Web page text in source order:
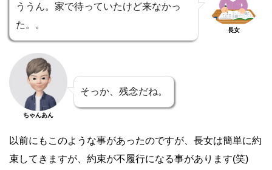
ううん。家で待っていたけど来なかっ
た。。
長女
ちゃんあん
そっか、残念だね。
以前にもこのような事があったのですが、長女は簡単に約
束してきますが、約束が不履行になる事があります(笑)